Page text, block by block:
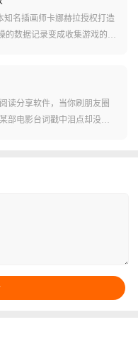
知名插画师卡娜赫拉授权打造
的数据记录变成收集游戏的可
，把身材管理这件事变得像
在生活中不知不觉的就把体
读分享软件，当你刷朋友圈
部电影台词戳中泪点却没处